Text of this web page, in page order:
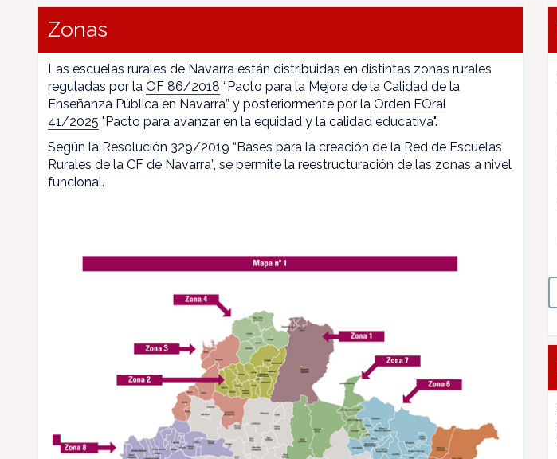
Zonas
Las escuelas rurales de Navarra están distribuidas en distintas zonas rurales
reguladas por la OF 86/2018 “Pacto para la Mejora de la Calidad de la
Enseñanza Pública en Navarra” y posteriormente por la Orden FOral
41/2025 "Pacto para avanzar en la equidad y la calidad educativa".
Según la Resolución 329/2019 “Bases para la creación de la Red de Escuelas
Rurales de la CF de Navarra”, se permite la reestructuración de las zonas a nivel
funcional.